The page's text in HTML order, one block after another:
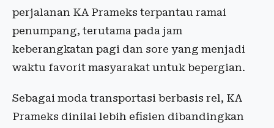
perjalanan KA Prameks terpantau ramai
penumpang, terutama pada jam
keberangkatan pagi dan sore yang menjadi
waktu favorit masyarakat untuk bepergian.
Sebagai moda transportasi berbasis rel, KA
Prameks dinilai lebih efisien dibandingkan